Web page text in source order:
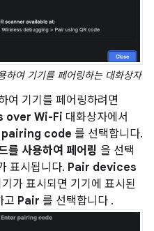
하여 기기를 페어링하는 대화상자
여 기기를 페어링하려면
over Wi-Fi 대화상자에서
code 를 선택합니다.
를 사용하여 페어링 을 선택
표시됩니다. Pair devices
가 표시되면 기기에 표시된
고 Pair 를 선택합니다 .